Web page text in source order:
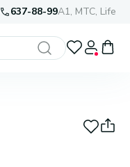
637-88-99A1, МТС, Life